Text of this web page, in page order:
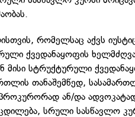
რომელსაც აქვს
ქვედანაყოფის
მისი სტრუქტურული
თანაშემწედ,
ან/და
სრული სასწავლო